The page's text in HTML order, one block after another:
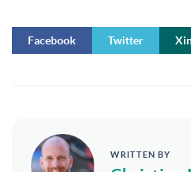
Facebook Twitter
WRITTEN BY